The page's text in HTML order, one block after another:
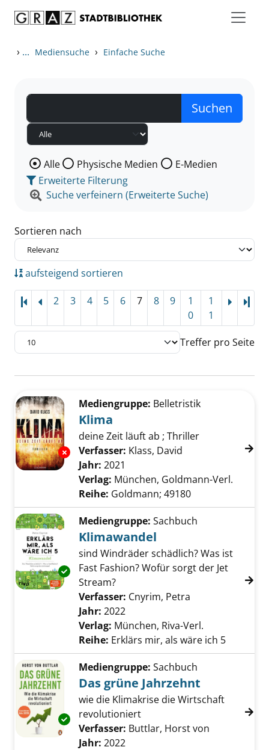
› ... Mediensuche › Einfache Suche
Wählen Sie die Medienart nach der Sie suchen wollen.
Alle Physische Medien
E-Medien
Erweiterte Filterung
Suche verfeinern (Erweiterte Suche)
Sortieren nach
aufsteigend sortieren
2 3 4 5 6 7 8 9
1
0
1
1
Treffer pro Seite
Zu den Suchfiltern springen
Exemplar-Details von Klima anzeigen
Mediengruppe: Belletristik
Klima
deine Zeit läuft ab ; Thriller
Verfasser: Klass, David Suche nach
Jahr: 2021
Verlag: München, Goldmann-Verl.
Reihe: Goldmann; 49180
Exemplar-Details von Klimawandel anzeigen
Mediengruppe: Sachbuch
Klimawandel
sind Windräder schädlich? Was ist
Fast Fashion? Wofür sorgt der Jet
Stream?
Verfasser: Cnyrim, Petra
Jahr: 2022
Verlag: München, Riva-Verl.
Reihe: Erklärs mir, als wäre ich 5
Exemplar-Details von Das grüne Jahrzehnt
Mediengruppe: Sachbuch
Das grüne Jahrzehnt
wie die Klimakrise die Wirtschaft
revolutioniert
Verfasser: Buttlar, Horst von
Jahr: 2022